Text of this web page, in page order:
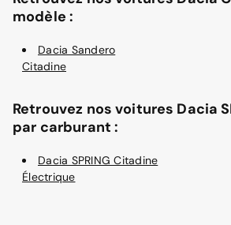
modèle :
Dacia Sandero
Citadine
Retrouvez nos voitures Dacia
par carburant :
Dacia SPRING Citadine
Électrique